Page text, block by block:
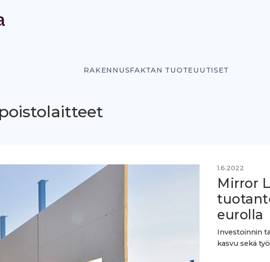
RAKENNUSFAKTAN TUOTEUUTISET
1.6.2022
Mirror
eurolla
Investoinnin
kasvu sekä